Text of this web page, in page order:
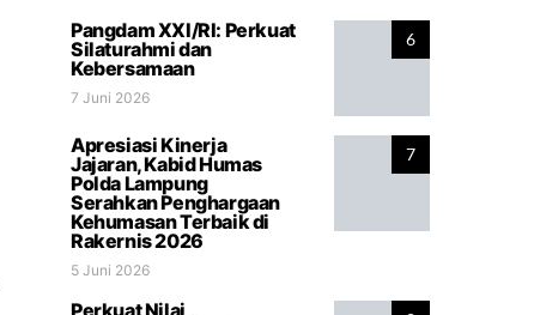
6
Pangdam XXI/RI: Perkuat
Silaturahmi dan
Kebersamaan
7 Juni 2026
7
Apresiasi Kinerja
Jajaran, Kabid Humas
Polda Lampung
Serahkan Penghargaan
Kehumasan Terbaik di
Rakernis 2026
5 Juni 2026
Perkuat Nilai